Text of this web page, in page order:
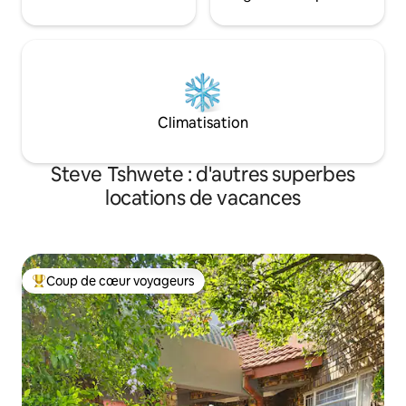
Climatisation
Steve Tshwete : d'autres superbes
locations de vacances
Coups de cœur voyageurs les plus appréciés
Coup de cœur voyageurs